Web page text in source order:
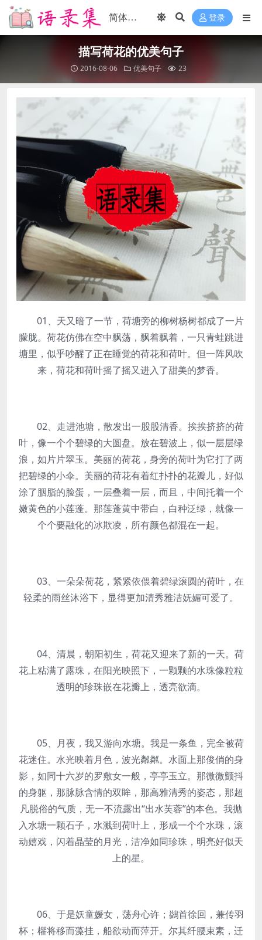
登录
描写荷花的优美句子
2016-08-06 优美句子 23
01、天又暗了一节，荷塘旁的柳树杨树都成了一片
朦胧。荷花仿佛在空中飘荡，飘着飘着，一只青蛙跳进
塘里，似乎吵醒了正在睡觉的荷花和荷叶。但一阵风吹
来，荷花和荷叶摇了摇又进入了甜美的梦香。
02、走进池塘，散发出一股股清香。挨挨挤挤的荷
叶，像一个个碧绿的大圆盘。放在碧波上，似一层层绿
浪，如片片翠玉。美丽的荷花，身旁的荷叶为它打了两
把碧绿的小伞。美丽的荷花有着红扑扑的花瓣儿，好似
涂了胭脂的脸蛋，一层叠着一层，而且，中间托着一个
嫩黄色的小莲蓬。那莲蓬黄中带白，白种泛绿，就像一
个个要融化的冰欺凌，所有颜色都混在一起。
03、一朵朵荷花，紧紧依偎着碧绿滚圆的荷叶，在
轻柔的雨丝沐浴下，显得更加清秀雅洁妩媚可爱了。
04、清晨，朝阳初生，荷花又迎来了新的一天。荷
花上粘满了露珠，在阳光映照下，一颗颗的水珠像粒粒
透明的珍珠嵌在花瓣上，透亮欲滴。
05、月夜，我又游向水塘。我是一条鱼，完全被荷
花迷住。水光映着月色，波光粼粼。水面上那俊俏的身
影，如同十六岁的罗敷女一般，亭亭玉立。那微微颤抖
的身躯，那脉脉含情的双眸，那高雅清秀的姿态，那超
凡脱俗的气质，无一不流露出“出水芙蓉”的本色。我抛
入水塘一颗石子，水溅到荷叶上，形成一个个水珠，滚
动嬉戏，闪着晶莹的月光，洁净如同珍珠，明亮好似天
上的星。
06、于是妖童媛女，荡舟心许；鷁首徐回，兼传羽
杯；欋将移而藻挂，船欲动而萍开。尔其纤腰束素，迁